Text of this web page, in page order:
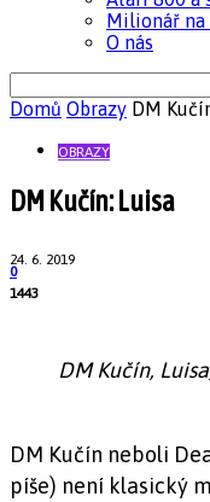
Milionář na
O nás
Domů Obrazy DM
OBRAZY
DM Kučín: Luisa
24. 6. 2019
0
1443
DM Kučín,
DM Kučín neboli
píše) není klasický